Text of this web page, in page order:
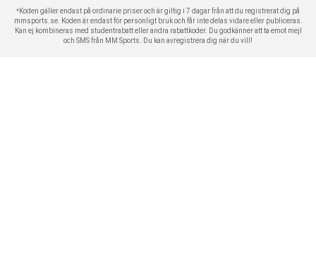
*Koden gäller endast på ordinarie priser och är giltig i 7 dagar från att du registrerat dig på
mmsports.se. Koden är endast för personligt bruk och får inte delas vidare eller publiceras.
Kan ej kombineras med studentrabatt eller andra rabattkoder. Du godkänner att ta emot mejl
och SMS från MM Sports. Du kan avregistrera dig när du vill!